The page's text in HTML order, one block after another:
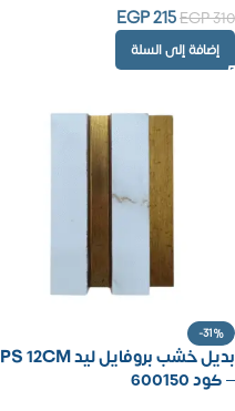
EGP310
EGP215
إضافة إلى السلة
-31%
بديل خشب بروفايل ليد PS 12CM
– كود 600150